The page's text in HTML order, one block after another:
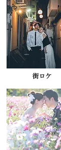
​街ロケ